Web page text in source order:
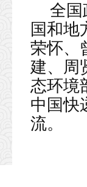
全国
国和地
荣怀、
建、周
态环境
中国快
流。